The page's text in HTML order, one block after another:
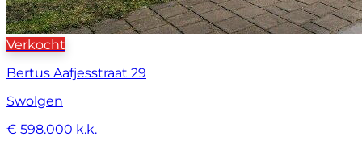
Verkocht
Bertus Aafjesstraat 29
Swolgen
€ 598.000 k.k.